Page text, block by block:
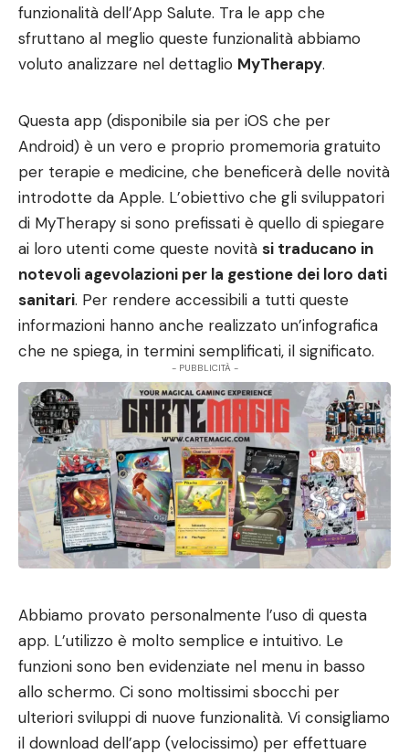
funzionalità dell’App Salute. Tra le app che
sfruttano al meglio queste funzionalità abbiamo
voluto analizzare nel dettaglio MyTherapy.
Questa app (disponibile sia per iOS che per
Android) è un vero e proprio promemoria gratuito
per terapie e medicine, che beneficerà delle novità
introdotte da Apple. L’obiettivo che gli sviluppatori
di MyTherapy si sono prefissati è quello di spiegare
ai loro utenti come queste novità si traducano in
notevoli agevolazioni per la gestione dei loro dati
sanitari. Per rendere accessibili a tutti queste
informazioni hanno anche realizzato un’infografica
che ne spiega, in termini semplificati, il significato.
- PUBBLICITÀ -
Abbiamo provato personalmente l’uso di questa
app. L’utilizzo è molto semplice e intuitivo. Le
funzioni sono ben evidenziate nel menu in basso
allo schermo. Ci sono moltissimi sbocchi per
ulteriori sviluppi di nuove funzionalità. Vi consigliamo
il download dell’app (velocissimo) per effettuare